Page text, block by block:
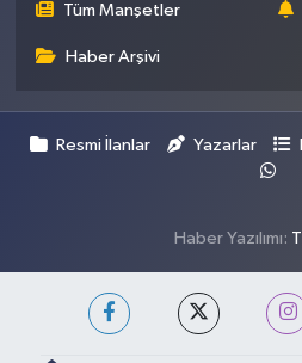
Tüm Manşetler
Haber Arşivi
Resmi İlanlar Yazarlar
Haber Yazılımı: